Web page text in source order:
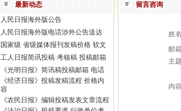
最新动态
人民日报海外版公告
人民日报海外版电话涉外公告送达
国家级 省级媒体报刊发稿价格 软文
工人日报简讯投稿 考核稿 投稿邮箱
《光明日报》简讯稿投稿邮箱 电话
《经济日报》投稿发稿流程 价格内
容
《农民日报》编辑投稿发表文章流程
留言咨询
姓
邮
主
内